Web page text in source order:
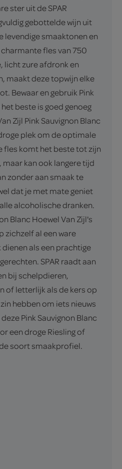
ster uit de SPAR
gebottelde wijn uit
levendige smaaktonen en
fles van 750
licht zure afdronk en
maakt deze topwijn elke
Bewaar en gebruik Pink
beste is goed genoeg
Zijl Pink Sauvignon Blanc
plek om de optimale
fles komt het beste tot zijn
kan ook langere tijd
zonder aan smaak te
dat je met mate geniet
alcoholische dranken.
Blanc Hoewel Van Zijl's
zichzelf al een ware
als een prachtige
SPAR raadt aan
bij schelpdieren,
of letterlijk als de kers op
hebben om iets nieuws
Pink Sauvignon Blanc
een droge Riesling of
soort smaakprofiel.